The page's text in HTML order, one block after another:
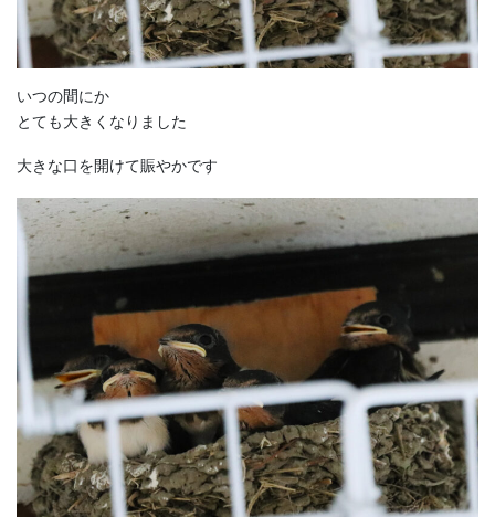
いつの間にか
とても大きくなりました
大きな口を開けて賑やかです